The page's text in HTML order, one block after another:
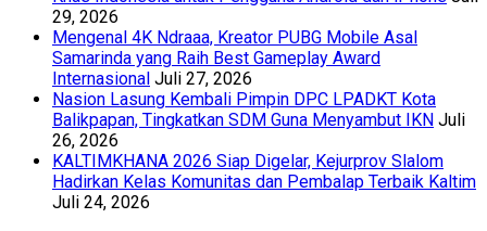
29, 2026
Mengenal 4K Ndraaa, Kreator PUBG Mobile Asal
Samarinda yang Raih Best Gameplay Award
Internasional Juli 27, 2026
Nasion Lasung Kembali Pimpin DPC LPADKT Kota
Balikpapan, Tingkatkan SDM Guna Menyambut IKN Juli
26, 2026
KALTIMKHANA 2026 Siap Digelar, Kejurprov Slalom
Hadirkan Kelas Komunitas dan Pembalap Terbaik Kaltim
Juli 24, 2026